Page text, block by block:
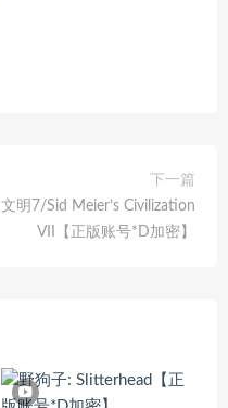
下一篇
文明7/Sid Meier’s Civilization
VII【正版账号*D加密】